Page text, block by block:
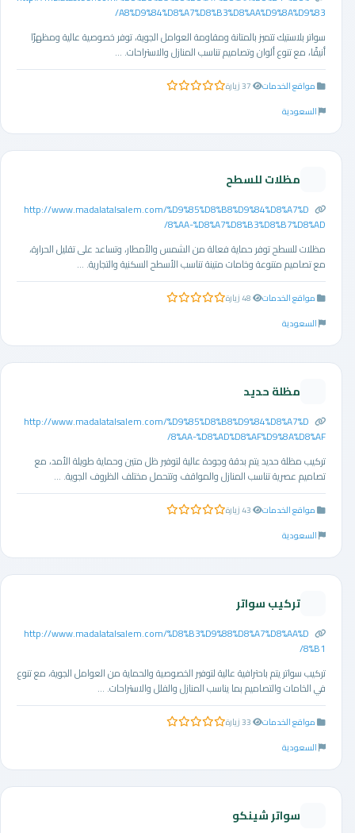
A8%D9%84%D8%A7%D8%B3%D8%AA%D9%8A%D9%83/
سواتر بلاستيك تتميز بالمتانة ومقاومة العوامل الجوية، توفر خصوصية عالية ومظهرًا
أنيقًا، مع تنوع ألوان وتصاميم تناسب المنازل والاستراحات. ...
مواقع الخدمات 0.0 من 5 نجوم
السعودية
مظلات للسطح
http://www.madalatalsalem.com/%D9%85%D8%B8%D9%84%D8%A7%D
8%AA-%D8%A7%D8%B3%D8%B7%D8%AD/
مظلات للسطح توفر حماية فعالة من الشمس والأمطار، وتساعد على تقليل الحرارة،
مع تصاميم متنوعة وخامات متينة تناسب الأسطح السكنية والتجارية. ...
مواقع الخدمات 0.0 من 5 نجوم
السعودية
مظلة حديد
http://www.madalatalsalem.com/%D9%85%D8%B8%D9%84%D8%A7%D
8%AA-%D8%AD%D8%AF%D9%8A%D8%AF/
تركيب مظلة حديد يتم بدقة وجودة عالية لتوفير ظل متين وحماية طويلة الأمد، مع
تصاميم عصرية تناسب المنازل والمواقف وتتحمل مختلف الظروف الجوية. ...
مواقع الخدمات 0.0 من 5 نجوم
السعودية
تركيب سواتر
http://www.madalatalsalem.com/%D8%B3%D9%88%D8%A7%D8%AA%D
8%B1/
تركيب سواتر يتم باحترافية عالية لتوفير الخصوصية والحماية من العوامل الجوية، مع تنوع
في الخامات والتصاميم بما يناسب المنازل والفلل والاستراحات. ...
مواقع الخدمات 0.0 من 5 نجوم
السعودية
سواتر شينكو